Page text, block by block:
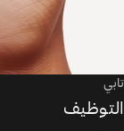
تابي
التوظيف